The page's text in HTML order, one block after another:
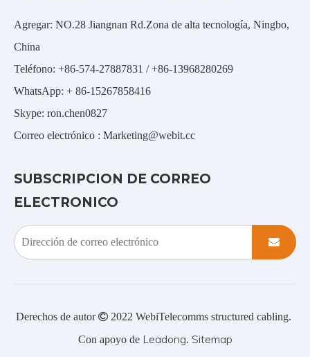
Agregar: NO.28 Jiangnan Rd.Zona de alta tecnología, Ningbo,
China
Teléfono: +86-574-27887831 / +86-13968280269
WhatsApp: + 86-15267858416
Skype: ron.chen0827
Correo electrónico : Marketing@webit.cc
SUBSCRIPCION DE CORREO
ELECTRONICO
Derechos de autor 2022 WebiTelecomms structured cabling.
Con apoyo de Leadong. Sitemap